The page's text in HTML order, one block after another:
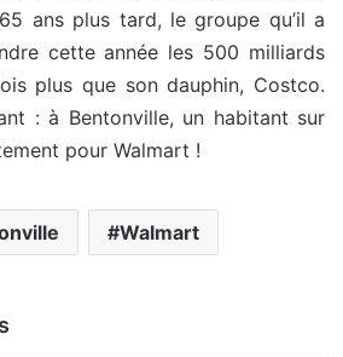
65 ans plus tard, le groupe qu’il a
cette année les 500 milliards
plus que son dauphin, Costco.
: à Bentonville, un habitant sur
pour Walmart !
Walmart